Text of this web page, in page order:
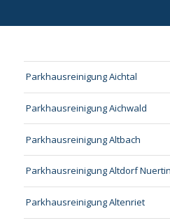
Parkhausreinigung Aichtal
Parkhausreinigung Aichwald
Parkhausreinigung Altbach
Parkhausreinigung Altdorf
Parkhausreinigung Altenriet